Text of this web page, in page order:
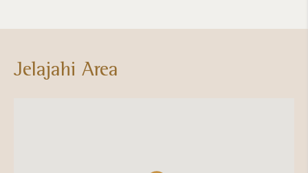
Jelajahi Area